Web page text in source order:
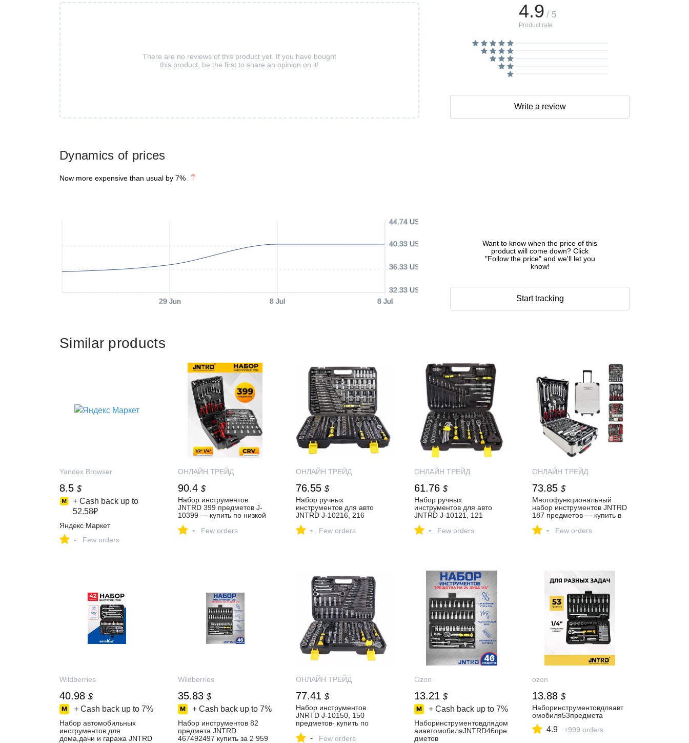
Dynamics of prices
Now more expensive than usual by 7%
29 Jun 8 Jul 8 Jul
32.33 USD
36.33 USD
40.33 USD
44.74 USD
Want to know when the price of this
product will come down? Click
"Follow the price" and we'll let you
know!
Start tracking
There are no reviews of this product yet. If you have bought
this product, be the first to share an opinion on it!
4.9 / 5
Product rate
Write a review
Similar products
Yandex Browser
8.5 $
+ Cash back up to
52.58₽
Яндекс Маркет
- Few orders
ОНЛАЙН ТРЕЙД
90.4 $
Набор инструментов
JNTRD 399 предметов J-
10399 — купить по низкой
ОНЛАЙН ТРЕЙД.РУ
- Few orders
ОНЛАЙН ТРЕЙД
76.55 $
Набор ручных
инструментов для авто
JNTRD J-10216, 216
зубца 1/2, 3/8, 1/4 — купить
- Few orders
ОНЛАЙН ТРЕЙД
61.76 $
Набор ручных
инструментов для авто
JNTRD J-10121, 121
низкой цене в интернет-
- Few orders
ОНЛАЙН ТРЕЙД
73.85 $
Многофункциональный
набор инструментов JNTRD
187 предметов — купить в
ОНЛАЙН ТРЕЙД.РУ
- Few orders
Wildberries
40.98 $
+ Cash back up to 7%
Набор автомобильных
инструментов для
дома,дачи и гаража JNTRD
Wildberries
35.83 $
+ Cash back up to 7%
Набор инструментов 82
предмета JNTRD
467492497 купить за 2 959
ОНЛАЙН ТРЕЙД
77.41 $
Набор инструментов
JNRTD J-10150, 150
предметов- купить по
магазине ОНЛАЙН
- Few orders
Ozon
13.21 $
+ Cash back up to 7%
Наборинструментовдлядом
аиавтомобиляJNTRD46пре
дметов
ozon
13.88 $
Наборинструментовдляавт
омобиля53предмета
4.9 +999 orders